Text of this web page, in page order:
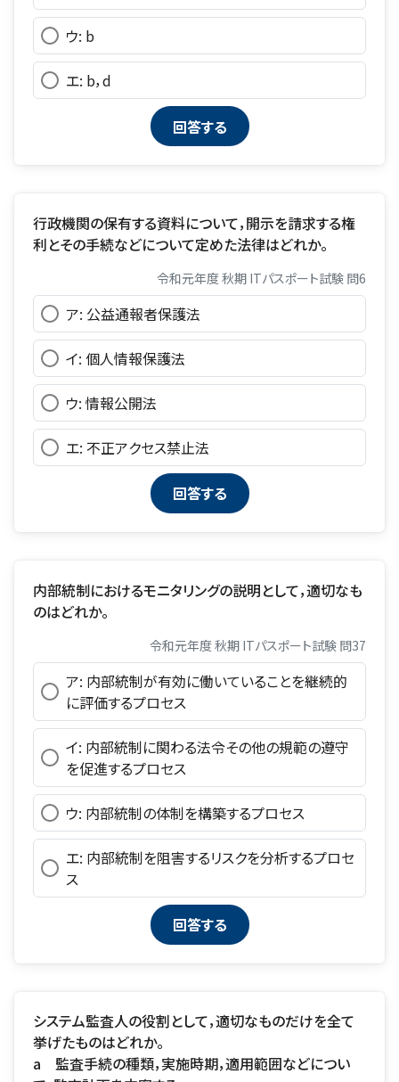
ウ: b
エ: b，d
行政機関の保有する資料について，開示を請求する権
利とその手続などについて定めた法律はどれか。
令和元年度 秋期 ITパスポート試験 問6
ア: 公益通報者保護法
イ: 個人情報保護法
ウ: 情報公開法
エ: 不正アクセス禁止法
内部統制におけるモニタリングの説明として，適切なも
のはどれか。
令和元年度 秋期 ITパスポート試験 問37
ア: 内部統制が有効に働いていることを継続的
に評価するプロセス
イ: 内部統制に関わる法令その他の規範の遵守
を促進するプロセス
ウ: 内部統制の体制を構築するプロセス
エ: 内部統制を阻害するリスクを分析するプロセ
ス
システム監査人の役割として，適切なものだけを全て
挙げたものはどれか。
a 監査手続の種類，実施時期，適用範囲などについ